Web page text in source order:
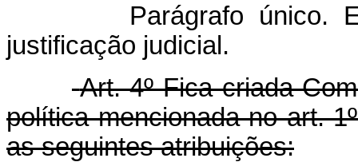
Parágrafo único.
justificação judicial.
Art. 4º Fica criada
política mencionada no art.
as seguintes atribuições: